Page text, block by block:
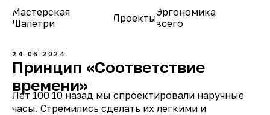
Мастерская
Шалетри
ПроектыЭргономика
всего
24.06.2024
Принцип «Соответствие
времени»
Лет 100 10 назад мы спроектировали наручные
часы. Стремились сделать их легкими и